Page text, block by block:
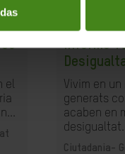
el
Informe
Vivim en
generats
acaben en
Ciutadania-